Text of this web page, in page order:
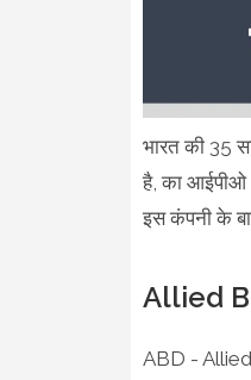
भारत की 35
है, का आईपीओ
इस कंपनी के
Allied
ABD - Allied